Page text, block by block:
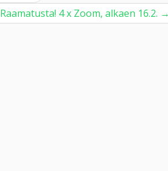
4 x Zoom, alkaen 16.2. →